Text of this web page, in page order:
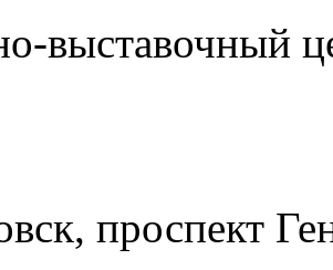
выставочный
проспект